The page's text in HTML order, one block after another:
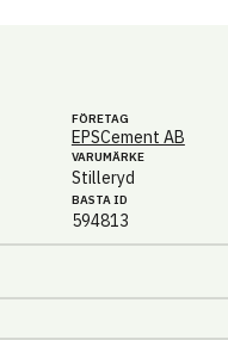
FÖRETAG
EPSCement AB
VARUMÄRKE
Stilleryd
BASTA ID
594813